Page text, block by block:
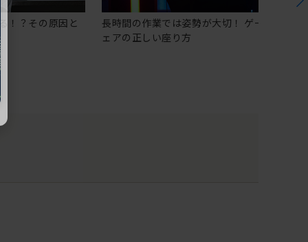
！？その原因と
長時間の作業では姿勢が大切！ ゲーミングチ
ェアの正しい座り方